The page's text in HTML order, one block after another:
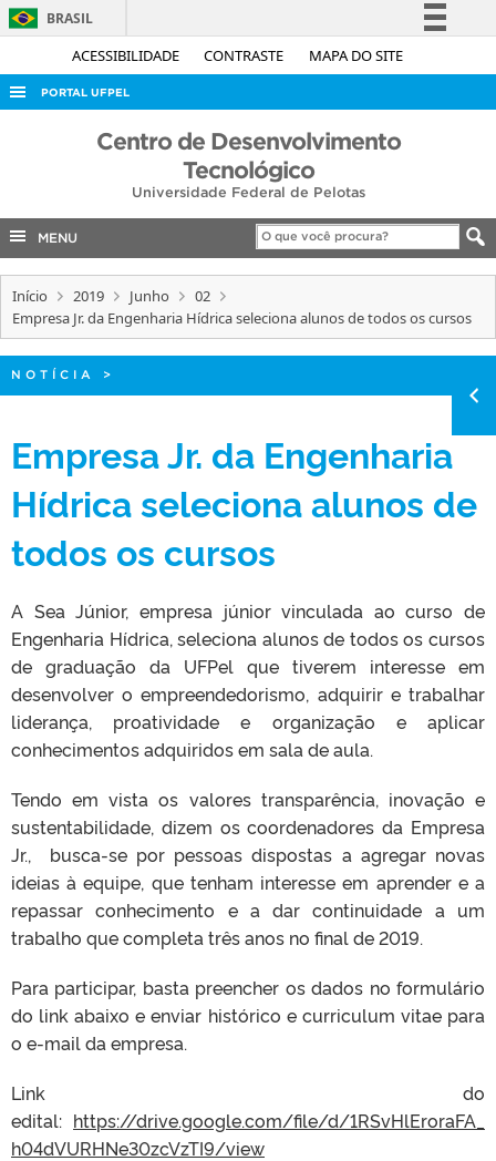
ACESSIBILIDADE CONTRASTE MAPA DO SITE
BRASIL
Simplifique!
Acesso à informação
Legislação
Canais
PORTAL UFPEL
CONCURSOS
INTERNACIONAL
OUVIDORIA
PORTARIAS
Centro de Desenvolvimento
Tecnológico
Universidade Federal de Pelotas
MENU
Início 2019 Junho
02
Empresa Jr. da Engenharia Hídrica seleciona alunos de todos os cursos
NOTÍCIA >
Empresa Jr. da Engenharia
Hídrica seleciona alunos de
todos os cursos
A Sea Júnior, empresa júnior vinculada ao curso de
Engenharia Hídrica, seleciona alunos de todos os cursos
de graduação da UFPel que tiverem interesse em
desenvolver o empreendedorismo, adquirir e trabalhar
liderança, proatividade e organização e aplicar
conhecimentos adquiridos em sala de aula.
Tendo em vista os valores transparência, inovação e
sustentabilidade, dizem os coordenadores da Empresa
Jr., busca-se por pessoas dispostas a agregar novas
ideias à equipe, que tenham interesse em aprender e a
repassar conhecimento e a dar continuidade a um
trabalho que completa três anos no final de 2019.
Para participar, basta preencher os dados no formulário
do link abaixo e enviar histórico e curriculum vitae para
o e-mail da empresa.
Link do
edital: https://drive.google.com/file/d/1RSvHlEroraFA_
h04dVURHNe30zcVzTI9/view